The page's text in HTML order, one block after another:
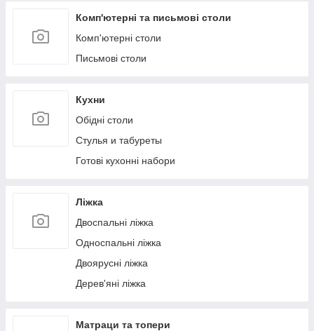
Комп'ютерні та письмові столи
Комп'ютерні столи
Письмові столи
Кухни
Обідні столи
Стулья и табуреты
Готові кухонні набори
Ліжка
Двоспальні ліжка
Односпальні ліжка
Двоярусні ліжка
Дерев'яні ліжка
Матраци та топери